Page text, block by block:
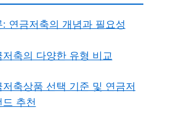
: 연금저축의 개념과 필요성
저축의 다양한 유형 비교
저축상품 선택 기준 및 연금저
드 추천